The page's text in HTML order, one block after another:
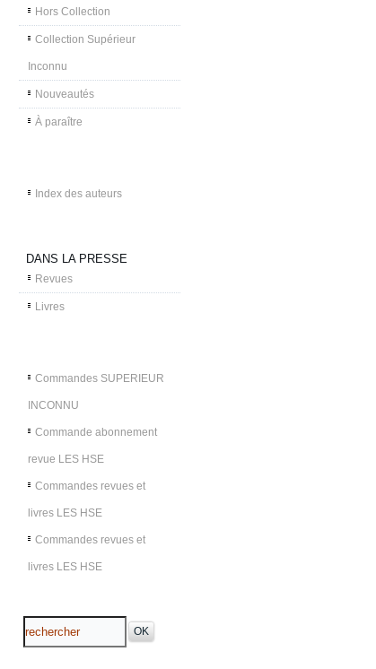
Hors Collection
Collection Supérieur
Inconnu
Nouveautés
À paraître
Index des auteurs
DANS LA PRESSE
Revues
Livres
Commandes SUPERIEUR
INCONNU
Commande abonnement
revue LES HSE
Commandes revues et
livres LES HSE
Commandes revues et
livres LES HSE